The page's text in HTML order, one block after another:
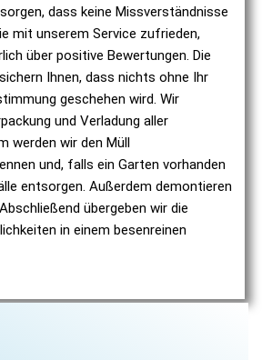
dass keine Missverständnisse
mit unserem Service zufrieden,
über positive Bewertungen. Die
Ihnen, dass nichts ohne Ihr
geschehen wird. Wir
und Verladung aller
werden wir den Müll
und, falls ein Garten vorhanden
entsorgen. Außerdem demontieren
übergeben wir die
in einem besenreinen